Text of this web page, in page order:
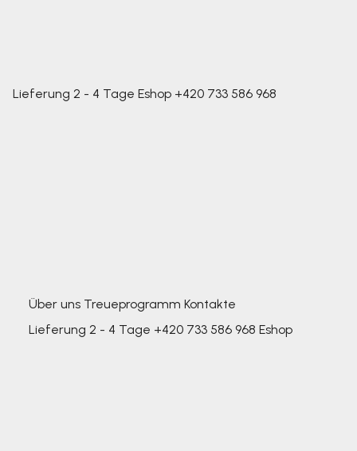
Lieferung 2 - 4 Tage Eshop +420 733 586 968
Über uns Treueprogramm Kontakte
Lieferung 2 - 4 Tage +420 733 586 968 Eshop